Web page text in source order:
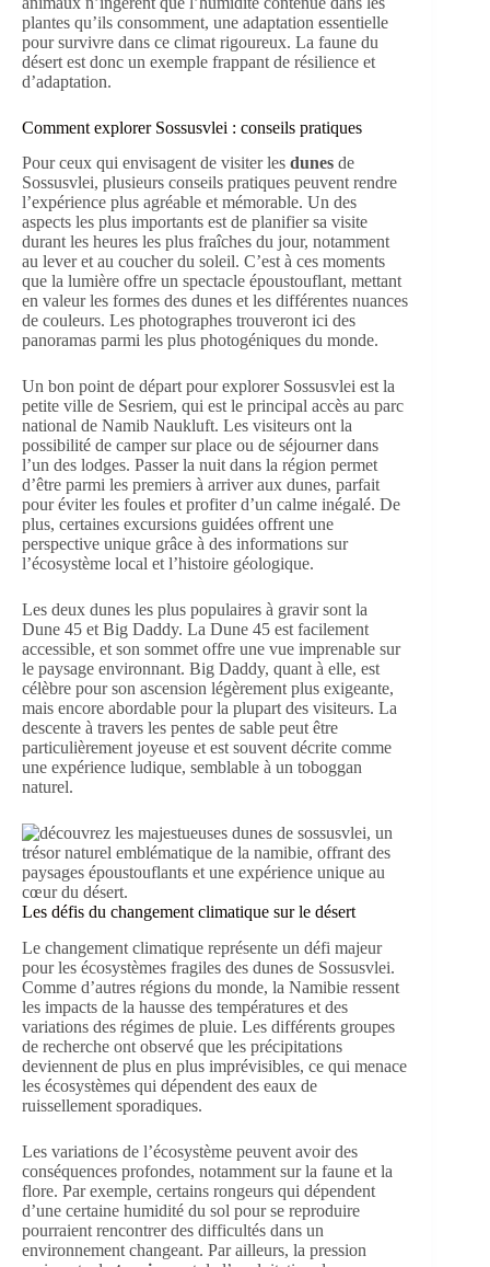
plantes qu’ils consomment, une adaptation essentielle
pour survivre dans ce climat rigoureux. La faune du
désert est donc un exemple frappant de résilience et
d’adaptation.
Comment explorer Sossusvlei : conseils pratiques
Pour ceux qui envisagent de visiter les dunes de
Sossusvlei, plusieurs conseils pratiques peuvent rendre
l’expérience plus agréable et mémorable. Un des
aspects les plus importants est de planifier sa visite
durant les heures les plus fraîches du jour, notamment
au lever et au coucher du soleil. C’est à ces moments
que la lumière offre un spectacle époustouflant, mettant
en valeur les formes des dunes et les différentes nuances
de couleurs. Les photographes trouveront ici des
panoramas parmi les plus photogéniques du monde.
Un bon point de départ pour explorer Sossusvlei est la
petite ville de Sesriem, qui est le principal accès au parc
national de Namib Naukluft. Les visiteurs ont la
possibilité de camper sur place ou de séjourner dans
l’un des lodges. Passer la nuit dans la région permet
d’être parmi les premiers à arriver aux dunes, parfait
pour éviter les foules et profiter d’un calme inégalé. De
plus, certaines excursions guidées offrent une
perspective unique grâce à des informations sur
l’écosystème local et l’histoire géologique.
Les deux dunes les plus populaires à gravir sont la
Dune 45 et Big Daddy. La Dune 45 est facilement
accessible, et son sommet offre une vue imprenable sur
le paysage environnant. Big Daddy, quant à elle, est
célèbre pour son ascension légèrement plus exigeante,
mais encore abordable pour la plupart des visiteurs. La
descente à travers les pentes de sable peut être
particulièrement joyeuse et est souvent décrite comme
une expérience ludique, semblable à un toboggan
naturel.
Les défis du changement climatique sur le désert
Le changement climatique représente un défi majeur
pour les écosystèmes fragiles des dunes de Sossusvlei.
Comme d’autres régions du monde, la Namibie ressent
les impacts de la hausse des températures et des
variations des régimes de pluie. Les différents groupes
de recherche ont observé que les précipitations
deviennent de plus en plus imprévisibles, ce qui menace
les écosystèmes qui dépendent des eaux de
ruissellement sporadiques.
Les variations de l’écosystème peuvent avoir des
conséquences profondes, notamment sur la faune et la
flore. Par exemple, certains rongeurs qui dépendent
d’une certaine humidité du sol pour se reproduire
pourraient rencontrer des difficultés dans un
environnement changeant. Par ailleurs, la pression